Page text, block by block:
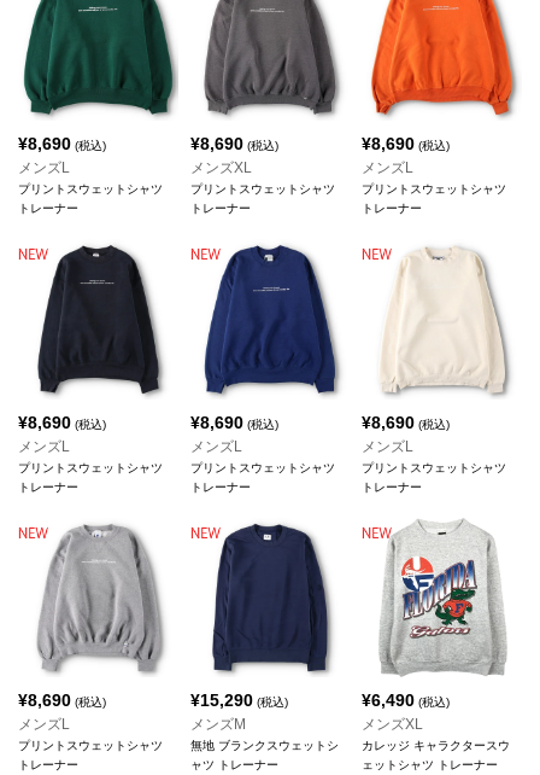
¥8,690 (税込)
メンズL
プリントスウェットシャツ
トレーナー
¥8,690(税込)
メンズXL
プリントスウェットシャツ
トレーナー
¥8,690 (税込)
メンズL
プリントスウェットシャツ
トレーナー
¥8,690 (税込)
メンズL
プリントスウェットシャツ
トレーナー
¥8,690(税込)
メンズL
プリントスウェットシャツ
トレーナー
¥8,690 (税込)
メンズL
プリントスウェットシャツ
トレーナー
¥8,690 (税込)
メンズL
プリントスウェットシャツ
トレーナー
¥15,290(税込)
メンズM
無地 ブランクスウェットシ
ャツ トレーナー
¥6,490 (税込)
メンズXL
カレッジ キャラクタースウ
ェットシャツ トレーナー